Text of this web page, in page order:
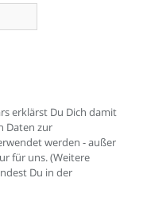
erklärst Du Dich damit
Daten zur
werden - außer
für uns. (Weitere
Du in der